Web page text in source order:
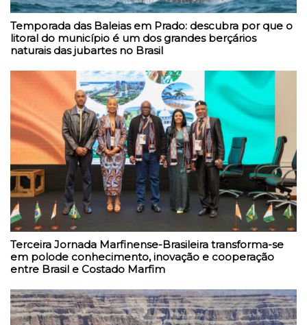
Temporada das Baleias em Prado: descubra por que o
litoral do município é um dos grandes berçários
naturais das jubartes no Brasil
Terceira Jornada Marfinense-Brasileira transforma-se
em polode conhecimento, inovação e cooperação
entre Brasil e Costado Marfim